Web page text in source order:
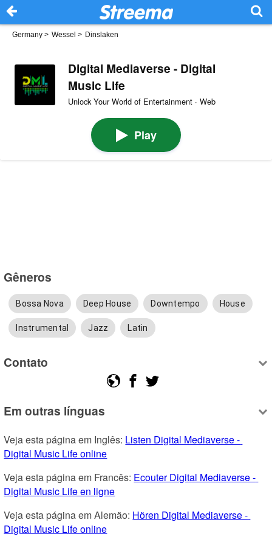
Germany > Wessel > Dinslaken
Digital Mediaverse - Digital
Music Life
Unlock Your World of Entertainment · Web
Play
Gêneros
Bossa Nova Deep House Downtempo House
Instrumental Jazz Latin
Contato
Em outras línguas
Veja esta página em Inglês: Listen Digital Mediaverse -
Digital Music Life online
Veja esta página em Francês: Ecouter Digital Mediaverse -
Digital Music Life en ligne
Veja esta página em Alemão: Hören Digital Mediaverse -
Digital Music Life online